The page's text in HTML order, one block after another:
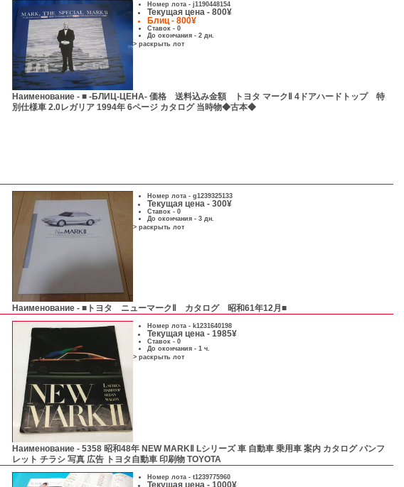
Номер лота - j1190448154
Текущая цена - 800¥
Блиц - 800¥
Ставок - 0
До окончания - 2 дн.
> раскрыть лот
Наименование - ■ -БЛИЦ-ЦЕНА- 価格 送料込み金額 トヨタ マークⅡ 4ドアハードトップ 特
別仕様車 2.0レガリア 1994年 6ページ カタログ 当時物◆古本◆
Номер лота - g1239325133
Текущая цена - 300¥
Ставок - 0
До окончания - 3 дн.
> раскрыть лот
Наименование - ■トヨタ ニューマークⅡ カタログ 昭和61年12月■
Номер лота - k1231640198
Текущая цена - 1985¥
Ставок - 0
До окончания - 1 ч.
> раскрыть лот
Наименование - 5358 昭和48年 NEW MARKⅡ Lシリーズ 車 自動車 乗用車 案内 カタログ パンフ
レット チラシ 写真 広告 トヨタ自動車 印刷物 TOYOTA
Номер лота - t1239775960
Текущая цена - 1000¥